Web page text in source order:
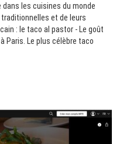
les cuisines du monde
et de leurs
: le taco al pastor - Le goût
Paris. Le plus célèbre taco